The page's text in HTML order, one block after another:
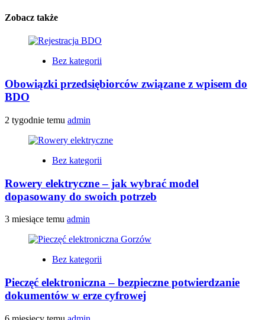
Zobacz także
Bez kategorii
Obowiązki przedsiębiorców związane z wpisem do
BDO
2 tygodnie temu admin
Bez kategorii
Rowery elektryczne – jak wybrać model
dopasowany do swoich potrzeb
3 miesiące temu admin
Bez kategorii
Pieczęć elektroniczna – bezpieczne potwierdzanie
dokumentów w erze cyfrowej